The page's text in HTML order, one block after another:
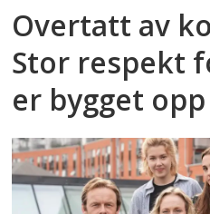
Overtatt av
Stor respekt
er bygget